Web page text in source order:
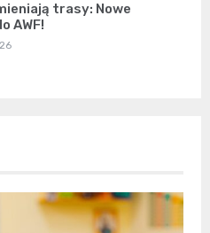
trasy: Nowe
AWF!